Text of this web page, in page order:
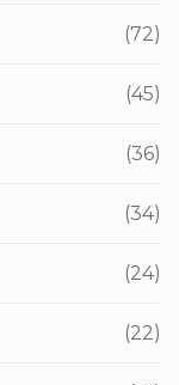
(72)
(45)
(36)
(34)
(24)
(22)